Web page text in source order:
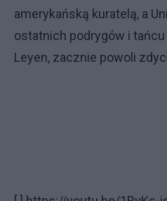
amerykańską kuratelą, a
ostatnich podrygów i
Leyen, zacznie powoli